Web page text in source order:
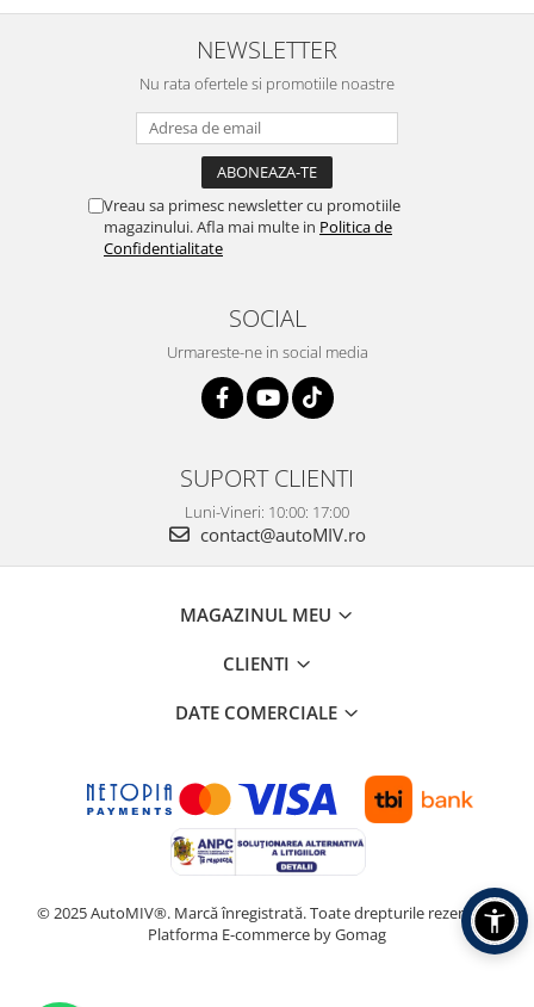
NEWSLETTER
Nu rata ofertele si promotiile noastre
Vreau sa primesc newsletter cu promotiile
magazinului. Afla mai multe in Politica de
Confidentialitate
SOCIAL
Urmareste-ne in social media
SUPORT CLIENTI
Luni-Vineri: 10:00: 17:00
contact@autoMIV.ro
MAGAZINUL MEU
CLIENTI
DATE COMERCIALE
© 2025 AutoMIV®. Marcă înregistrată. Toate drepturile rezervate.
Platforma E-commerce by Gomag